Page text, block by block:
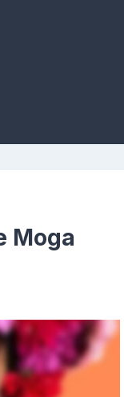
Moga